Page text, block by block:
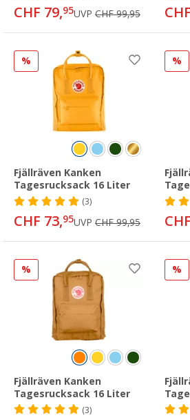
CHF 79,95UVP CHF 99,95
%
Fjällräven Kanken
Tagesrucksack 16 Liter
(3)
CHF 73,95UVP CHF 99,95
%
%
Fjällräven Kanken
Tagesrucksack 16 Liter
(3)
%